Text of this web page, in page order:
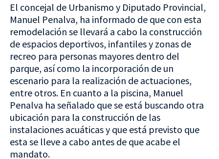
El concejal de Urbanismo y Diputado Provincial,
Manuel Penalva, ha informado de que con esta
remodelación se llevará a cabo la construcción
de espacios deportivos, infantiles y zonas de
recreo para personas mayores dentro del
parque, así como la incorporación de un
escenario para la realización de actuaciones,
entre otros. En cuanto a la piscina, Manuel
Penalva ha señalado que se está buscando otra
ubicación para la construcción de las
instalaciones acuáticas y que está previsto que
esta se lleve a cabo antes de que acabe el
mandato.